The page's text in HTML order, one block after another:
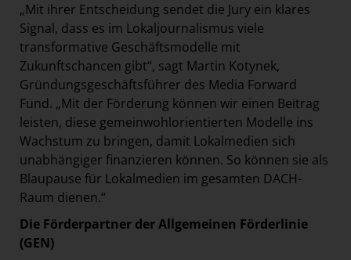
„Mit ihrer Entscheidung sendet die Jury ein klares
Signal, dass es im Lokaljournalismus viele
transformative Geschäftsmodelle mit
Zukunftschancen gibt“, sagt Martin Kotynek,
Gründungsgeschäftsführer des Media Forward
Fund. „Mit der Förderung können wir einen Beitrag
leisten, diese gemeinwohlorientierten Modelle ins
Wachstum zu bringen, damit Lokalmedien sich
unabhängiger finanzieren können. So können sie als
Blaupause für Lokalmedien im gesamten DACH-
Raum dienen.“
Die Förderpartner der Allgemeinen Förderlinie
(GEN)